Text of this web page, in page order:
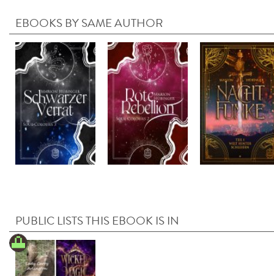
EBOOKS BY SAME AUTHOR
PUBLIC LISTS THIS EBOOK IS IN